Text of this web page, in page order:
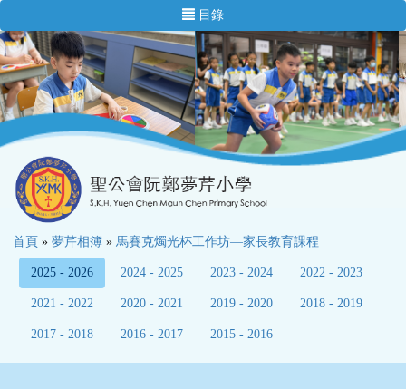
目錄
首頁 » 夢芹相簿 » 馬賽克燭光杯工作坊—家長教育課程
2025 - 2026 2024 - 2025 2023 - 2024 2022 - 2023
2021 - 2022 2020 - 2021 2019 - 2020 2018 - 2019
2017 - 2018 2016 - 2017 2015 - 2016